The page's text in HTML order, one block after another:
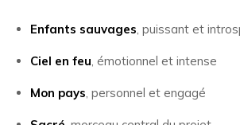
Enfants sauvages, puissant et
Ciel en feu, émotionnel et intense
Mon pays, personnel et engagé